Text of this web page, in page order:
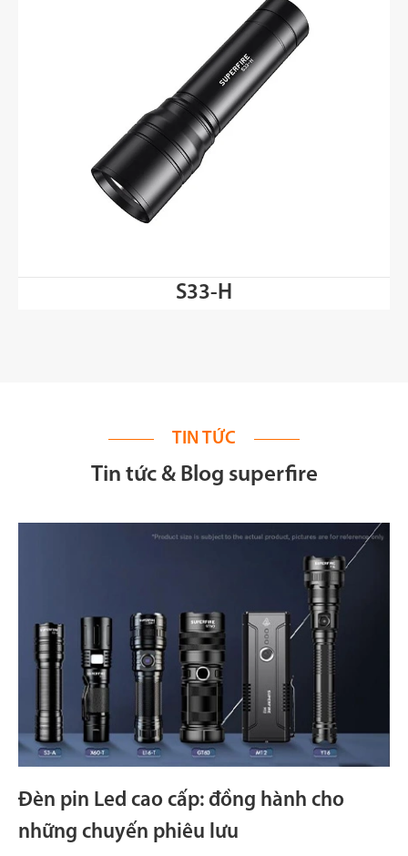
S33-H
TIN TỨC
Tin tức & Blog superfire
Đèn pin Led cao cấp: đồng hành cho
những chuyến phiêu lưu